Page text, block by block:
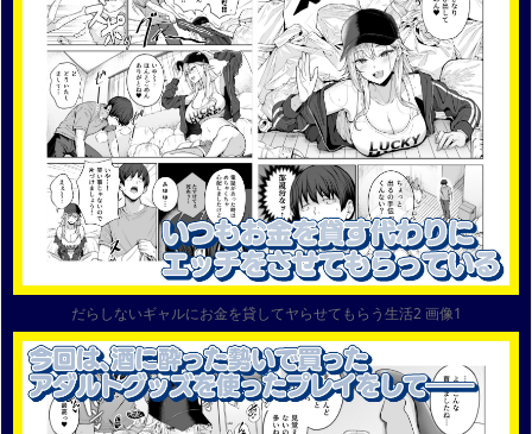
だらしないギャルにお金を貸してヤらせてもらう生活2 画像1